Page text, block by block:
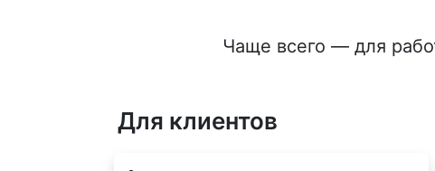
Чаще всего — для
Для клиентов